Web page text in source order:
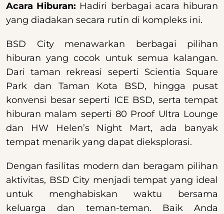
Acara Hiburan: Hadiri berbagai acara hiburan
yang diadakan secara rutin di kompleks ini.
BSD City menawarkan berbagai pilihan
hiburan yang cocok untuk semua kalangan.
Dari taman rekreasi seperti Scientia Square
Park dan Taman Kota BSD, hingga pusat
konvensi besar seperti ICE BSD, serta tempat
hiburan malam seperti 80 Proof Ultra Lounge
dan HW Helen’s Night Mart, ada banyak
tempat menarik yang dapat dieksplorasi.
Dengan fasilitas modern dan beragam pilihan
aktivitas, BSD City menjadi tempat yang ideal
untuk menghabiskan waktu bersama
keluarga dan teman-teman. Baik Anda